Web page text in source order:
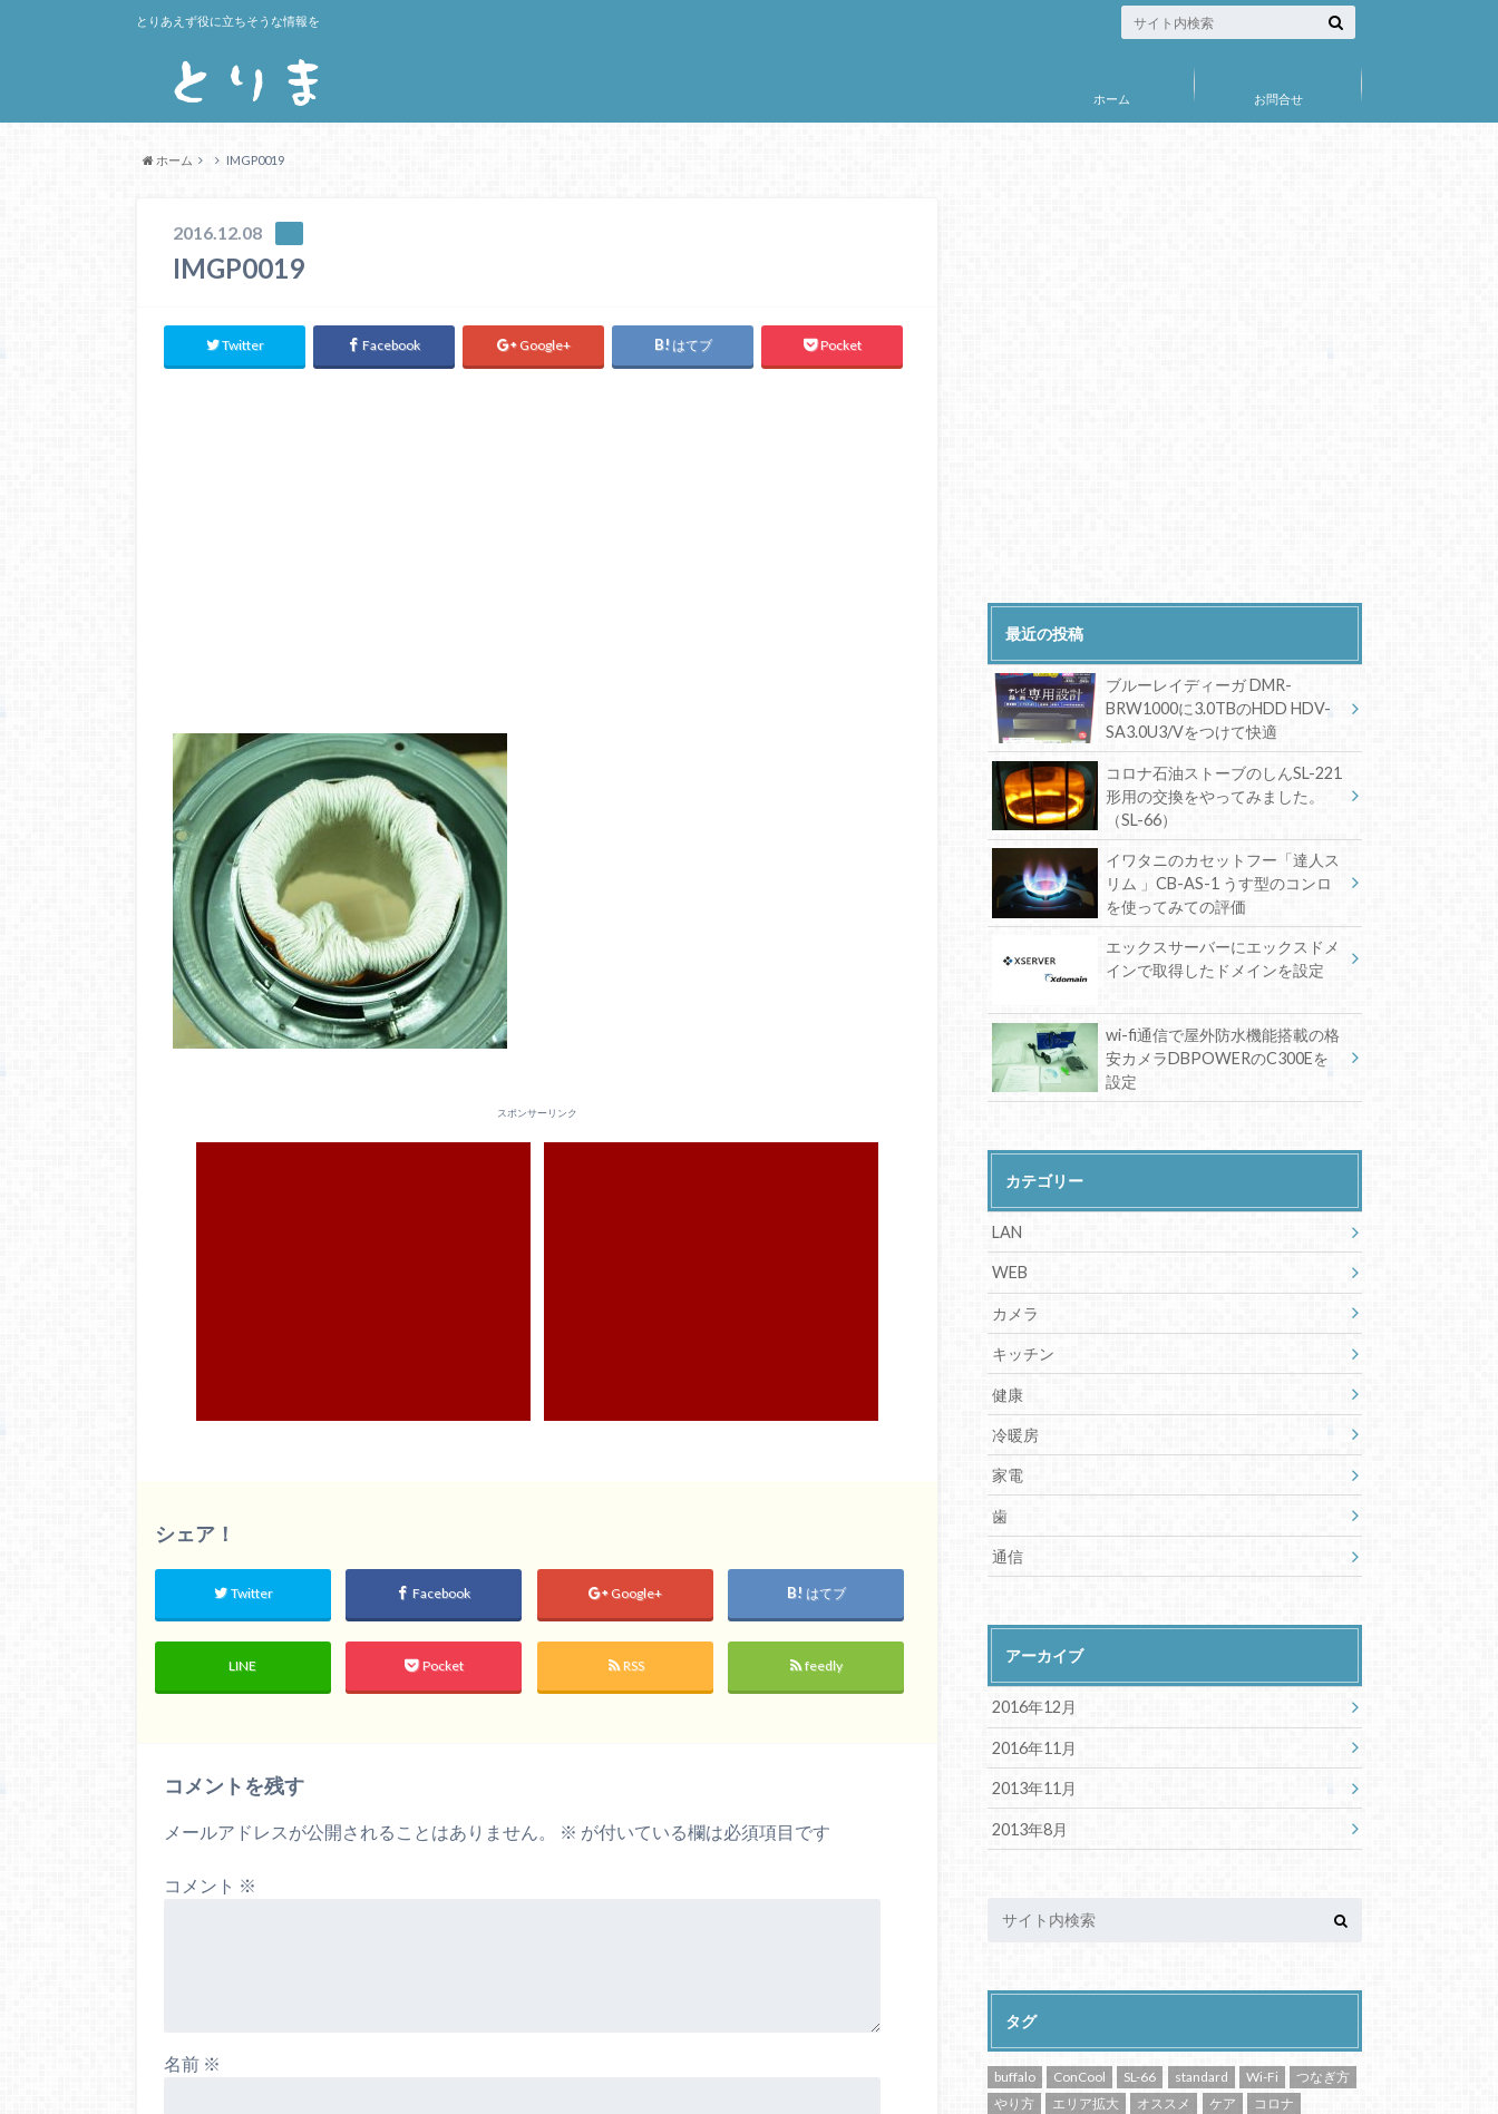
とりあえず役に立ちそうな情報を
ホーム お問合せ
ホーム IMGP0019
2016.12.08
IMGP0019
Twitter Facebook Google+ はてブ Pocket
スポンサーリンク
シェア！
Twitter Facebook Google+ はてブ
LINE Pocket RSS feedly
コメントを残す
メールアドレスが公開されることはありません。 ※ が付いている欄は必須項目です
コメント ※
名前 ※
最近の投稿
ブルーレイディーガ DMR-
BRW1000に3.0TBのHDD HDV-
SA3.0U3/Vをつけて快適
コロナ石油ストーブのしんSL-221
形用の交換をやってみました。
（SL-66）
イワタニのカセットフー「達人ス
リム 」CB-AS-1 うす型のコンロ
を使ってみての評価
エックスサーバーにエックスドメ
インで取得したドメインを設定
wi-fi通信で屋外防水機能搭載の格
安カメラDBPOWERのC300Eを
設定
カテゴリー
LAN
WEB
カメラ
キッチン
健康
冷暖房
家電
歯
通信
アーカイブ
2016年12月
2016年11月
2013年11月
2013年8月
タグ
buffalo ConCool SL-66 standard Wi-Fi
つなぎ方
やり方
エリア拡大 オススメ ケア
コロナ